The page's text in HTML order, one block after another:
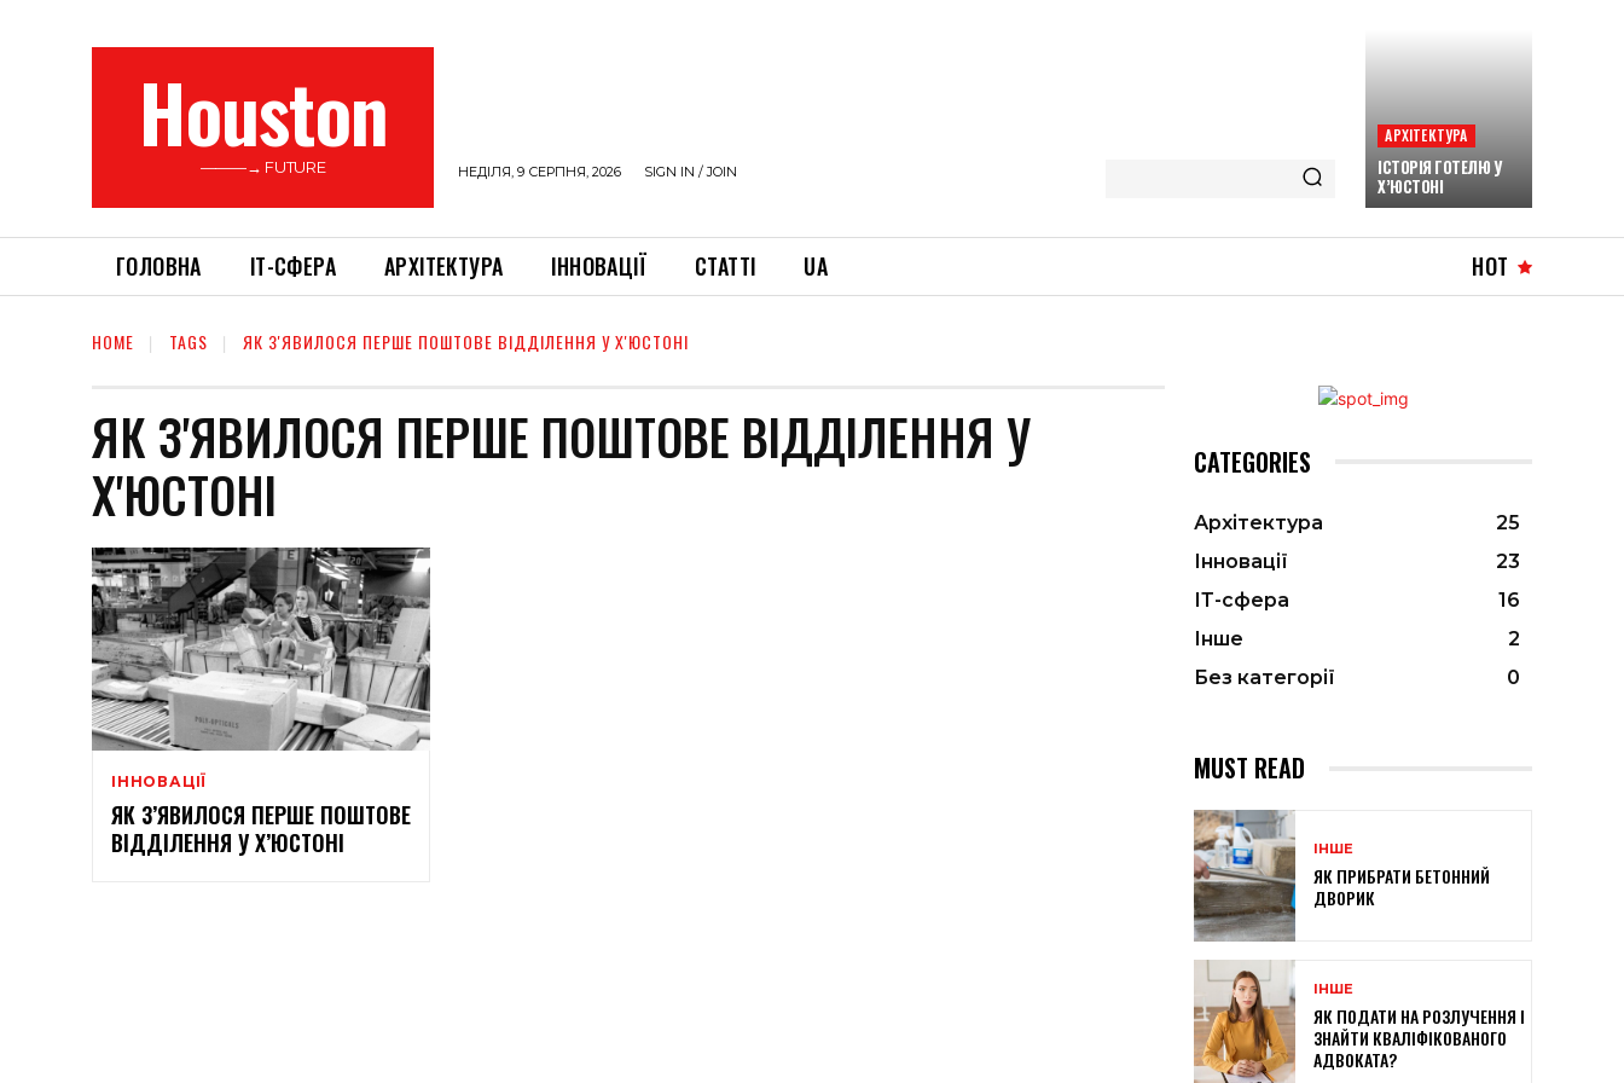
Houston
———→ FUTURE НЕДІЛЯ, 9 СЕРПНЯ, 2026 SIGN IN / JOIN
АРХІТЕКТУРА
ІСТОРІЯ ГОТЕЛЮ У
Х’ЮСТОНІ
ГОЛОВНА ІТ-СФЕРА АРХІТЕКТУРА ІННОВАЦІЇ СТАТТІ UA HOT
HOME TAGS ЯК З'ЯВИЛОСЯ ПЕРШЕ ПОШТОВЕ ВІДДІЛЕННЯ У Х'ЮСТОНІ
ЯК З'ЯВИЛОСЯ ПЕРШЕ ПОШТОВЕ ВІДДІЛЕННЯ У
Х'ЮСТОНІ
ІННОВАЦІЇ
ЯК З’ЯВИЛОСЯ ПЕРШЕ ПОШТОВЕ
ВІДДІЛЕННЯ У Х’ЮСТОНІ
CATEGORIES
Архітектура
25
Інновації
23
ІТ-сфера
16
Інше
2
Без категорії
0
MUST READ
ІНШЕ
ЯК ПРИБРАТИ БЕТОННИЙ
ДВОРИК
ІНШЕ
ЯК ПОДАТИ НА РОЗЛУЧЕННЯ І
ЗНАЙТИ КВАЛІФІКОВАНОГО
АДВОКАТА?